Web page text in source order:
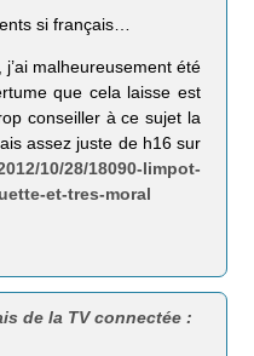
si français…
malheureusement été
que cela laisse est
conseiller à ce sujet la
assez juste de h16 sur
10/28/18090-limpot-
et-tres-moral
de la TV connectée :